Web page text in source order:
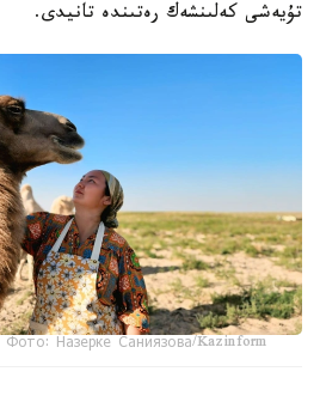
تۇيەشى كەلىنشەك رەتىندە تانيدى.
Фото: Назерке Саниязова/Kazinform